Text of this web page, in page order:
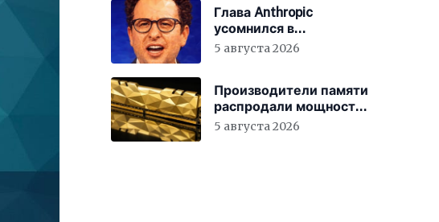
Глава Anthropic
усомнился в
мотивации новых
5 августа 2026
Производители памяти
распродали мощности
до 2027 года
5 августа 2026